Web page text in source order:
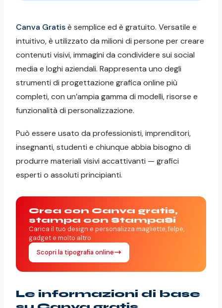
Canva Gratisè semplice ed è gratuito. Versatile e
intuitivo, è utilizzato da milioni di persone per creare
contenuti visivi, immagini da condividere sui social
media e loghi aziendali. Rappresenta uno degli
strumenti di progettazione grafica online più
completi, con un’ampia gamma di modelli, risorse e
funzionalità di personalizzazione.
Può essere usato da professionisti, imprenditori,
insegnanti, studenti e chiunque abbia bisogno di
produrre materiali visivi accattivanti — grafici
esperti o assoluti principianti.
Crea con Canva gratis,
stampa con StampaSi
Carica il tuo design e personalizza magliette, felpe,
gadget e molto altro
Scopri la tipografia online
Le informazioni di base